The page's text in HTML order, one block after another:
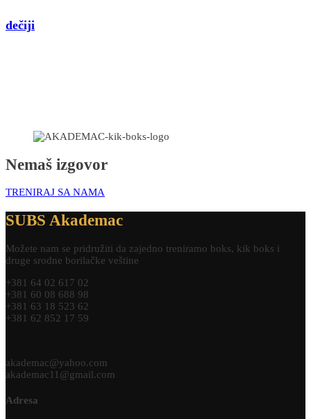
dečiji
Nemaš izgovor
TRENIRAJ SA NAMA
SUBS Akademac
Možete nam se pridružiti da zajedno treniramo boks, kik boks i
druge srodne borilačke veštine
+381 64 02 617 02
+381 60 08 688 98
+381 63 18 523 62
+381 62 852 17 59
akademac@yahoo.com
akademac11@gmail.com
Adresa